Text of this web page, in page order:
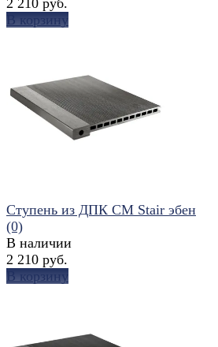
избранное сравнить
В корзину
Ступень из ДПК CM Stair эбен
(0)
В наличии
2 210 руб.
В корзину